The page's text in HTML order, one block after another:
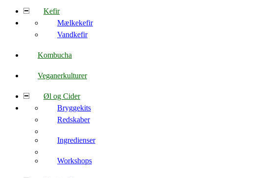
Kefir
Mælkekefir
Vandkefir
Kombucha
Veganerkulturer
Øl og Cider
Bryggekits
Redskaber
Ingredienser
Workshops